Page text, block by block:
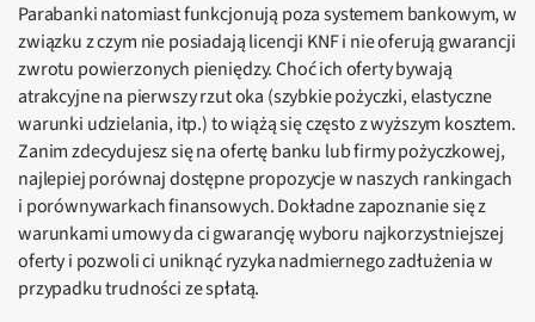
Parabanki natomiast funkcjonują poza systemem bankowym, w
związku z czym nie posiadają licencji KNF i nie oferują gwarancji
zwrotu powierzonych pieniędzy. Choć ich oferty bywają
atrakcyjne na pierwszy rzut oka (szybkie pożyczki, elastyczne
warunki udzielania, itp.) to wiążą się często z wyższym kosztem.
Zanim zdecydujesz się na ofertę banku lub firmy pożyczkowej,
najlepiej porównaj dostępne propozycje w naszych rankingach
i porównywarkach finansowych. Dokładne zapoznanie się z
warunkami umowy da ci gwarancję wyboru najkorzystniejszej
oferty i pozwoli ci uniknąć ryzyka nadmiernego zadłużenia w
przypadku trudności ze spłatą.